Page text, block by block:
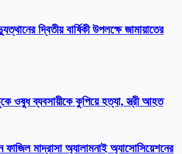
দ্বিতীয় বার্ষিকী উপলক্ষে জামায়াতের
ওষুধ ব্যবসায়ীকে কুপিয়ে হত্যা, স্ত্রী আহত
মাদ্রাসা অ্যালামনাই অ্যাসোসিয়েশনের